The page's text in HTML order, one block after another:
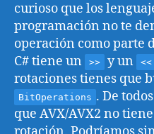
curioso que los
programación no te
operación como parte
C# tiene un
>> y un <<
rotaciones tienes que
BitOperations . De
que AVX/AVX2 no